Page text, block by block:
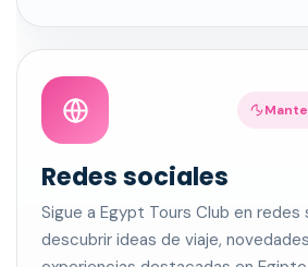
Redes sociales
Sigue a Egypt Tours Club en redes
descubrir ideas de viaje,